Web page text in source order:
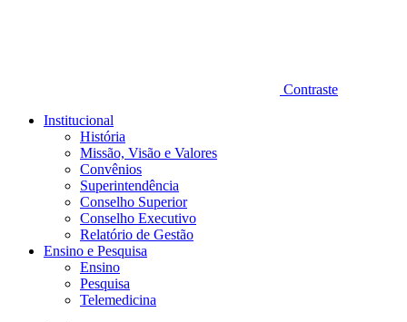
Contraste
Institucional
História
Missão, Visão e Valores
Convênios
Superintendência
Conselho Superior
Conselho Executivo
Relatório de Gestão
Ensino e Pesquisa
Ensino
Pesquisa
Telemedicina